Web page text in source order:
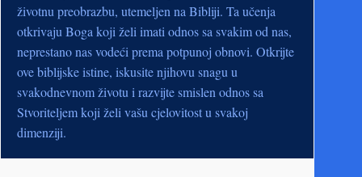
životnu preobrazbu, utemeljen na Bibliji. Ta učenja
otkrivaju Boga koji želi imati odnos sa svakim od nas,
neprestano nas vodeći prema potpunoj obnovi. Otkrijte
ove biblijske istine, iskusite njihovu snagu u
svakodnevnom životu i razvijte smislen odnos sa
Stvoriteljem koji želi vašu cjelovitost u svakoj
dimenziji.